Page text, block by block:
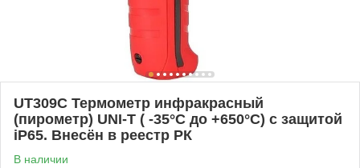
UT309C Термометр инфракрасный
(пирометр) UNI-T ( -35°С до +650°С) с защитой
iP65. Внесён в реестр РК
В наличии